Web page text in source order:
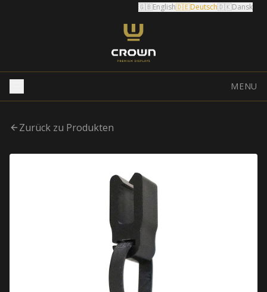
🇬🇧English🇩🇪Deutsch🇩🇰Dansk
MENU
Zurück zu Produkten